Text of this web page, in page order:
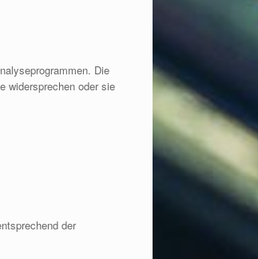
Die
widersprechen oder sie
der